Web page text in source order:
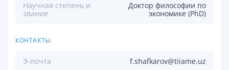
Научная степень и
звание
Доктор философии по
экономике (PhD)
КОНТАКТЫ:
Э-почта f.shafkarov@tiiame.uz